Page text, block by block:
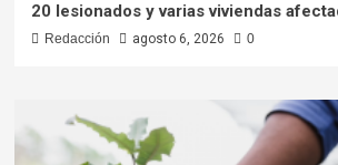
20 lesionados y varias viviendas
Redacción agosto 6, 2026 0